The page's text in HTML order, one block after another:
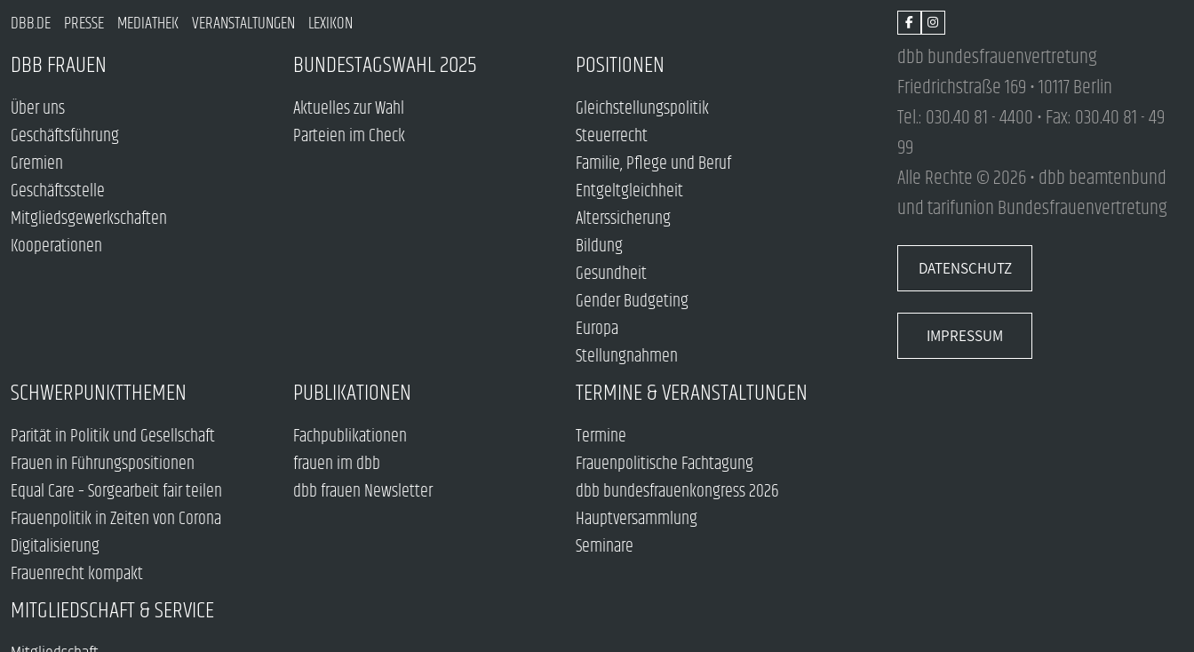
DBB.DE PRESSE MEDIATHEK VERANSTALTUNGEN LEXIKON
DBB FRAUEN
Über uns
Geschäftsführung
Gremien
Geschäftsstelle
Mitgliedsgewerkschaften
Kooperationen
BUNDESTAGSWAHL 2025
Aktuelles zur Wahl
Parteien im Check
POSITIONEN
Gleichstellungspolitik
Steuerrecht
Familie, Pflege und Beruf
Entgeltgleichheit
Alterssicherung
Bildung
Gesundheit
Gender Budgeting
Europa
Stellungnahmen
SCHWERPUNKTTHEMEN
Parität in Politik und Gesellschaft
Frauen in Führungspositionen
Equal Care – Sorgearbeit fair teilen
Frauenpolitik in Zeiten von Corona
Digitalisierung
Frauenrecht kompakt
PUBLIKATIONEN
Fachpublikationen
frauen im dbb
dbb frauen Newsletter
TERMINE & VERANSTALTUNGEN
Termine
Frauenpolitische Fachtagung
dbb bundesfrauenkongress 2026
Hauptversammlung
Seminare
MITGLIEDSCHAFT & SERVICE
dbb bundesfrauenvertretung
Friedrichstraße 169 • 10117 Berlin
Tel.: 030.40 81 - 4400 • Fax: 030.40 81 - 49
99
Alle Rechte © 2026 • dbb beamtenbund
und tarifunion Bundesfrauenvertretung
DATENSCHUTZ
IMPRESSUM